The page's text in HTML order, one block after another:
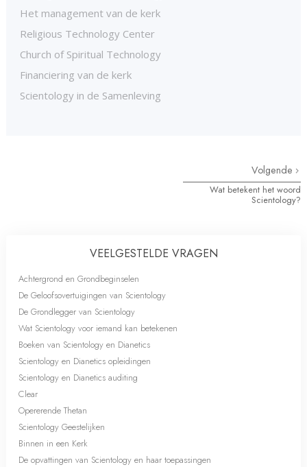
Het management van de kerk
Religious Technology Center
Church of Spiritual Technology
Financiering van de kerk
Scientology in de Samenleving
Volgende
Wat betekent het woord
Scientology?
VEELGESTELDE VRAGEN
Achtergrond en Grondbeginselen
De Geloofsovertuigingen van Scientology
De Grondlegger van Scientology
Wat Scientology voor iemand kan betekenen
Boeken van Scientology en Dianetics
Scientology en Dianetics opleidingen
Scientology en Dianetics auditing
Clear
Opererende Thetan
Scientology Geestelijken
Binnen in een Kerk
De opvattingen van Scientology en haar toepassingen